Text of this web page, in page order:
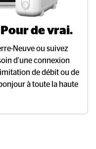
de vrai.
Neuve ou suivez
d'une connexion
de débit ou de
à toute la haute